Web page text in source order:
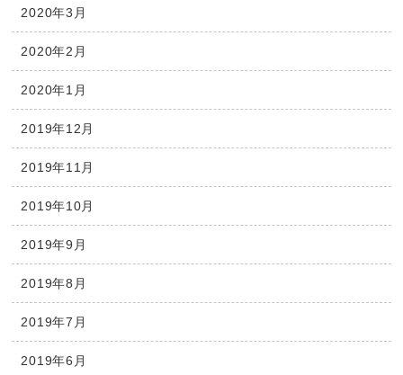
2020年3月
2020年2月
2020年1月
2019年12月
2019年11月
2019年10月
2019年9月
2019年8月
2019年7月
2019年6月